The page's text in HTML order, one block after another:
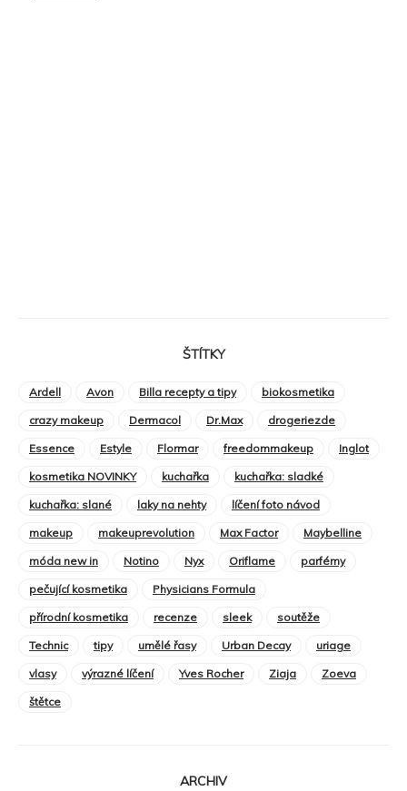
ŠTÍTKY
Ardell Avon Billa recepty a tipy biokosmetika
crazy makeup Dermacol Dr.Max drogeriezde
Essence Estyle Flormar freedommakeup Inglot
kosmetika NOVINKY kuchařka kuchařka: sladké
kuchařka: slané laky na nehty líčení foto návod
makeup makeuprevolution Max Factor Maybelline
móda new in Notino Nyx Oriflame parfémy
pečující kosmetika Physicians Formula
přírodní kosmetika recenze sleek soutěže
Technic tipy umělé řasy Urban Decay uriage
vlasy výrazné líčení Yves Rocher Ziaja Zoeva
štětce
ARCHIV